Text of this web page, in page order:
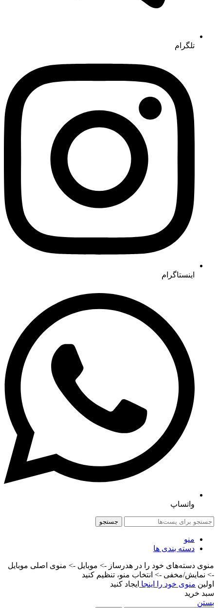
تلگرام
اینستاگرام
واتساپ
جستجو
منو
دسته بندی ها
منوی دسته‌های خود را در هدرساز -> موبایل -> منوی اصلی موبایل
-> نمایش/مخفی -> انتخاب منو، تنظیم کنید
اولین منوی خود را اینجا ایجاد کنید
سبد خرید
بستن